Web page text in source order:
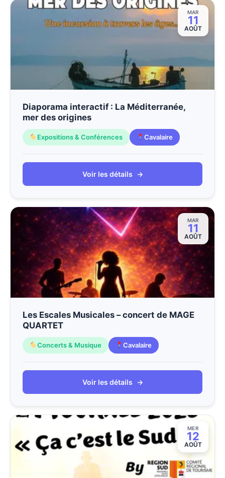
MAR
11
AOÛT
Diaporama interactif : La Méditerranée,
mer des origines
Expositions & Conférences Cavalaire
Voir les détails →
MAR
11
AOÛT
Les Escales Musicales – concert de MAGE
QUARTET
Concerts & Musique Cavalaire
Voir les détails →
MER
12
AOÛT